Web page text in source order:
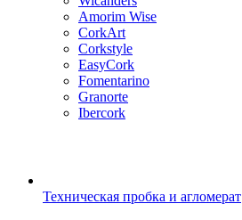
Amorim Wise
CorkArt
Corkstyle
EasyCork
Fomentarino
Granorte
Ibercork
Техническая пробка и агломерат